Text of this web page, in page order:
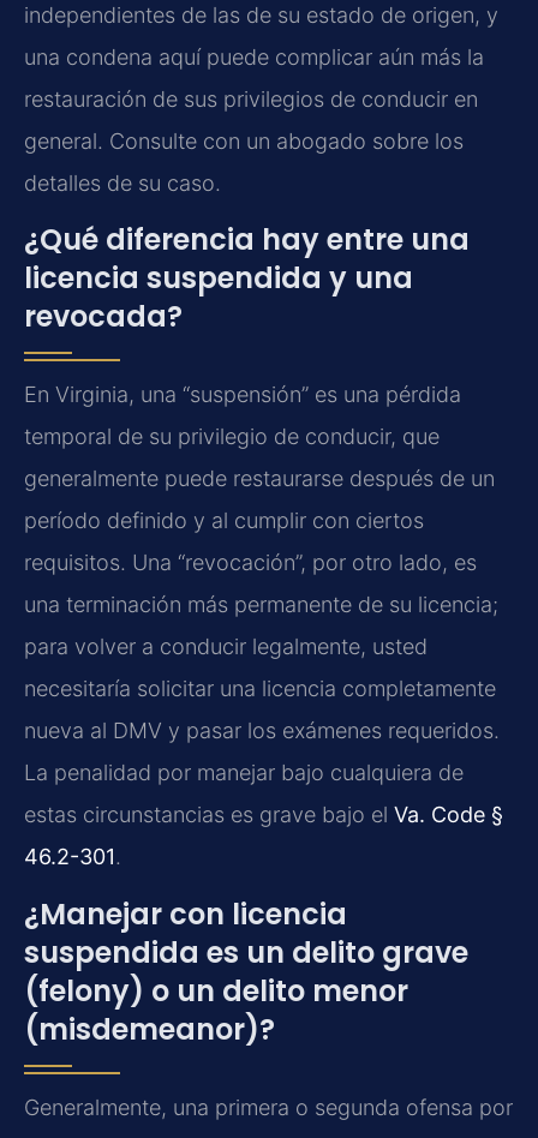
independientes de las de su estado de origen, y
una condena aquí puede complicar aún más la
restauración de sus privilegios de conducir en
general. Consulte con un abogado sobre los
detalles de su caso.
¿Qué diferencia hay entre una
licencia suspendida y una
revocada?
En Virginia, una “suspensión” es una pérdida
temporal de su privilegio de conducir, que
generalmente puede restaurarse después de un
período definido y al cumplir con ciertos
requisitos. Una “revocación”, por otro lado, es
una terminación más permanente de su licencia;
para volver a conducir legalmente, usted
necesitaría solicitar una licencia completamente
nueva al DMV y pasar los exámenes requeridos.
La penalidad por manejar bajo cualquiera de
estas circunstancias es grave bajo el Va. Code §
46.2-301.
¿Manejar con licencia
suspendida es un delito grave
(felony) o un delito menor
(misdemeanor)?
Generalmente, una primera o segunda ofensa por